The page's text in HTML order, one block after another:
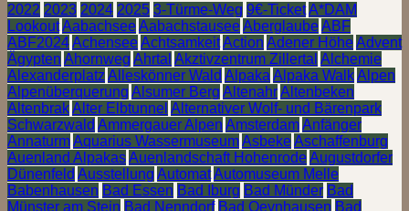
2022 2023 2024 2025 3-Türme-Weg 9€-TicketA*DAM
LookoutAabachseeAabachstauseeAberglaubeABF
ABF2024AchenseeAchtsamkeitAction Adener HöheAdvent
Ägypten Ahornweg Ahrtal Akztivzentrum Zillertal Alchemie
Alexanderplatz Alleskönner Wald Alpaka Alpaka WalkAlpen
Alpenüberquerung Alsumer Berg AltenahrAltenbeken
AltenbrakAlter Elbtunnel Alternativer Wolf- und Bärenpark
Schwarzwald Ammergauer Alpen AmsterdamAnfänger
AnnaturmAquarius WassermuseumAsbekeAschaffenburg
Auenland AlpakasAuenlandschaft HohenrodeAugustdorfer
Dünenfeld Ausstellung AutomatAutomuseum Melle
Babenhausen Bad Essen Bad Iburg Bad Münder Bad
Münster am Stein Bad Nenndorf Bad Oeynhausen Bad